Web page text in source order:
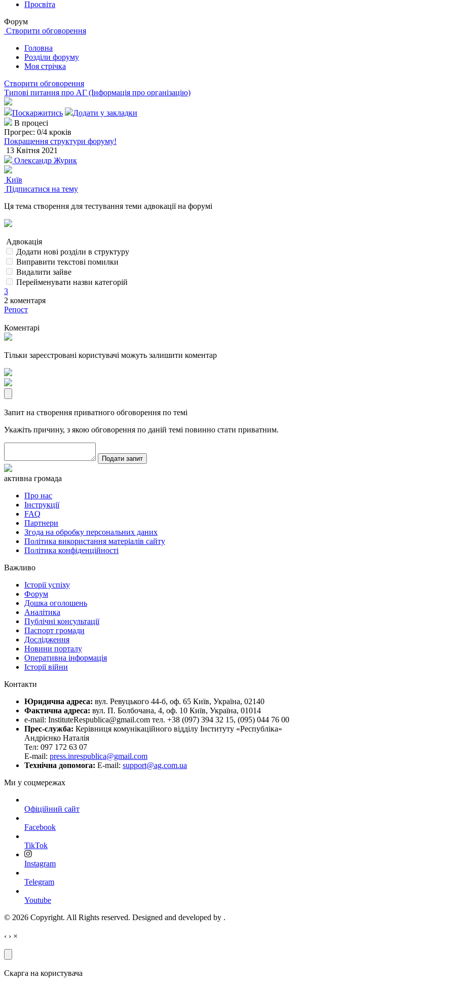
Просвіта
Форум
Створити обговорення
Головна
Розділи форуму
Моя стрічка
Створити обговорення
Типові питання про АГ (Інформація про організацію)
Поскаржитись
Додати у закладки
В процесі
Прогрес: 0/4 кроків
Покращення структури форуму!
13 Квітня 2021
Олександр Журик
Київ
Підписатися на тему
Ця тема створення для тестування теми адвокації на форумі
Адвокація
Додати нові розділи в структуру
Виправити текстові помилки
Видалити зайве
Перейменувати назви категорій
3
2 коментаря
Репост
Коментарі
Тільки зареєстровані користувачі можуть залишити коментар
Запит на створення приватного обговорення по темі
Укажіть причину, з якою обговорення по даній темі повинно стати приватним.
Подати запит
активна громада
Про нас
Інструкції
FAQ
Партнери
Згода на обробку персональних даних
Політика використання матеріалів сайту
Політика конфіденційності
Важливо
Історії успіху
Форум
Дошка оголошень
Аналітика
Публічні консультації
Паспорт громади
Дослідження
Новини порталу
Оперативна інформація
Історії війни
Контакти
Юридична адреса: вул. Ревуцького 44-б, оф. 65 Київ, Україна, 02140
Фактична адреса: вул. П. Болбочана, 4, оф. 10 Київ, Україна, 01014
e-mail: InstituteRespublica@gmail.com тел. +38 (097) 394 32 15, (095) 044 76 00
Прес-служба: Керівниця комунікаційного відділу Інституту «Республіка»
Андрієнко Наталія
Тел: 097 172 63 07
E-mail: press.inrespublica@gmail.com
Технічна допомога: E-mail: support@ag.com.ua
Ми у соцмережах
Офіційний сайт
Facebook
TikTok
Instagram
Telegram
Youtube
© 2026 Copyright. All Rights reserved. Designed and developed by .
‹ › ×
Скарга на користувача